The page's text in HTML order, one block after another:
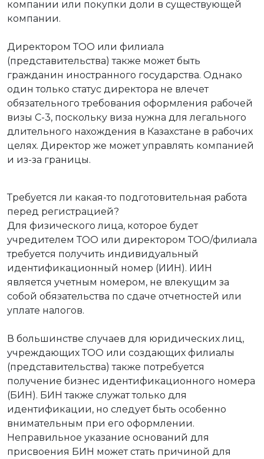
компании или покупки доли в существующей
компании.
Директором ТОО или филиала
(представительства) также может быть
гражданин иностранного государства. Однако
один только статус директора не влечет
обязательного требования оформления рабочей
визы С-3, поскольку виза нужна для легального
длительного нахождения в Казахстане в рабочих
целях. Директор же может управлять компанией
и из-за границы.
Требуется ли какая-то подготовительная работа
перед регистрацией?
Для физического лица, которое будет
учредителем ТОО или директором ТОО/филиала
требуется получить индивидуальный
идентификационный номер (ИИН). ИИН
является учетным номером, не влекущим за
собой обязательства по сдаче отчетностей или
уплате налогов.
В большинстве случаев для юридических лиц,
учреждающих ТОО или создающих филиалы
(представительства) также потребуется
получение бизнес идентификационного номера
(БИН). БИН также служат только для
идентификации, но следует быть особенно
внимательным при его оформлении.
Неправильное указание оснований для
присвоения БИН может стать причиной для